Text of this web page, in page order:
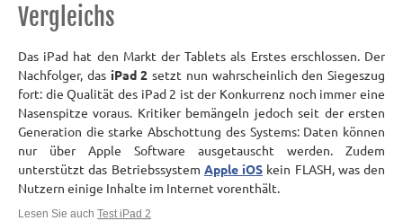
Vergleichs
Das iPad hat den Markt der Tablets als Erstes erschlossen. Der
Nachfolger, dasiPad 2 setzt nun wahrscheinlich den Siegeszug
fort: die Qualität des iPad 2 ist der Konkurrenz noch immer eine
Nasenspitze voraus. Kritiker bemängeln jedoch seit der ersten
Generation die starke Abschottung des Systems: Daten können
nur über Apple Software ausgetauscht werden. Zudem
unterstützt das Betriebssystem Apple iOS kein FLASH, was den
Nutzern einige Inhalte im Internet vorenthält.
Lesen Sie auch Test iPad 2